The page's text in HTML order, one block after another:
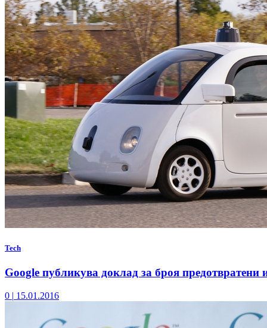
Tech
Google публикува доклад за броя
0 | 15.01.2016